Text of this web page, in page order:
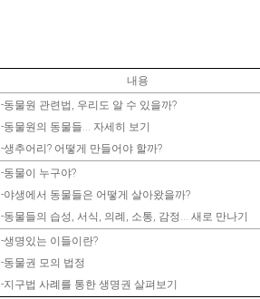
내용
-동물원 관련법 , 우리도 알 수 있을까?
-동물원의 동물들... 자세히 보기
-생추어리 ? 어떻게 만들어야 할까?
-동물이 누구야?
-야생에서 동물들은 어떻게 살아왔을까?
-동물들의 습성, 서식 , 의례 , 소통, 감정... 새로 만나기
-생명있는 이들이란?
-동물권 모의 법정
-지구법 사례를 통한 생명권 살펴보기